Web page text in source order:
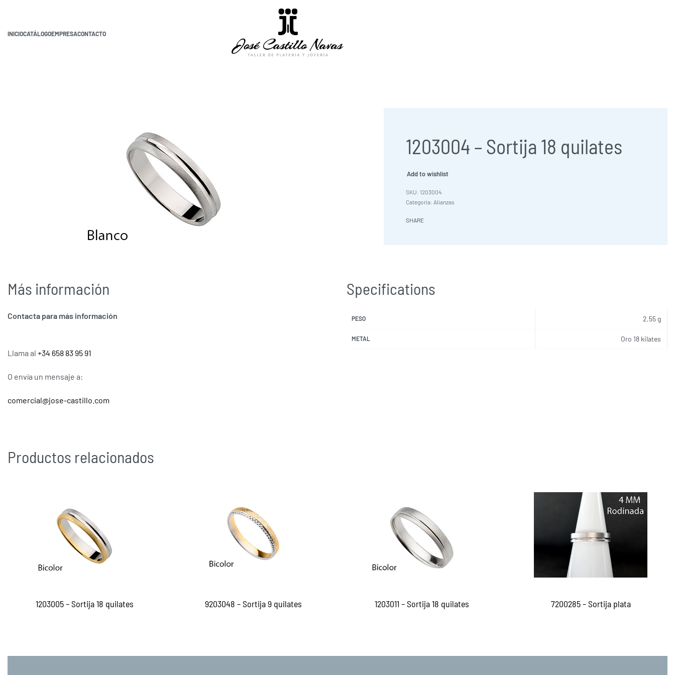
INICIOCATÁLOGOEMPRESACONTACTO
1203004 – Sortija 18 quilates
Add to wishlist
1203004
Categoría: Alianzas
SHARE
Más información
Contacta para más información
Llama al +34 658 83 95 91
O envía un mensaje a:
comercial@jose-castillo.com
Specifications
PESO 2,55 g
METAL Oro 18 kilates
Productos relacionados
1203005 – Sortija 18 quilates 9203048 – Sortija 9 quilates 1203011 – Sortija 18 quilates 7200285 – Sortija plata